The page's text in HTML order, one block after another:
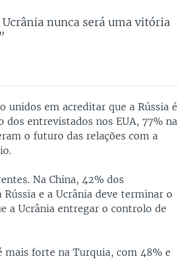
Ucrânia nunca será uma vitória
unidos em acreditar que a Rússia é
entrevistados nos EUA, 77% na
o futuro das relações com a
Na China, 42% dos
e a Ucrânia deve terminar o
a Ucrânia entregar o controlo de
mais forte na Turquia, com 48% e